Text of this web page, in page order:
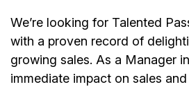
We’re looking for Talented
with a proven record of
growing sales. As a Manager
immediate impact on sales